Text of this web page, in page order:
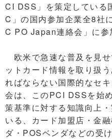
CI DSS」を策定している
C」の国内参加企業全8社
C PO Japan連絡会」に参
欧米で急速な普及を見
ットカード情報を取り扱
ればならない国際的なセ
会は、このPCI DSSを始
策基準に対する知識向上
いる、カード加盟店・金
ダ・POSベンダなどの受